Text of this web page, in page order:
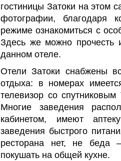
гостиницы Затоки на этом
фотографии, благодаря
режиме ознакомиться с
Здесь же можно прочесть
данном отеле.
Отели Затоки снабжены
отдыха: в номерах
телевизор со
Многие заведения
кабинетом, имеют
заведения быстрого
ресторана нет, не беда
покушать на общей кухне.